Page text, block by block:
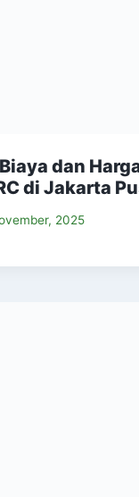
dan
di Jakarta
2025